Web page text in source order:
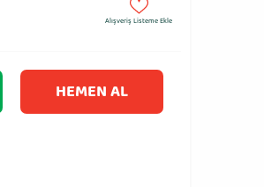
Alışveriş Listeme Ekle
HEMEN AL